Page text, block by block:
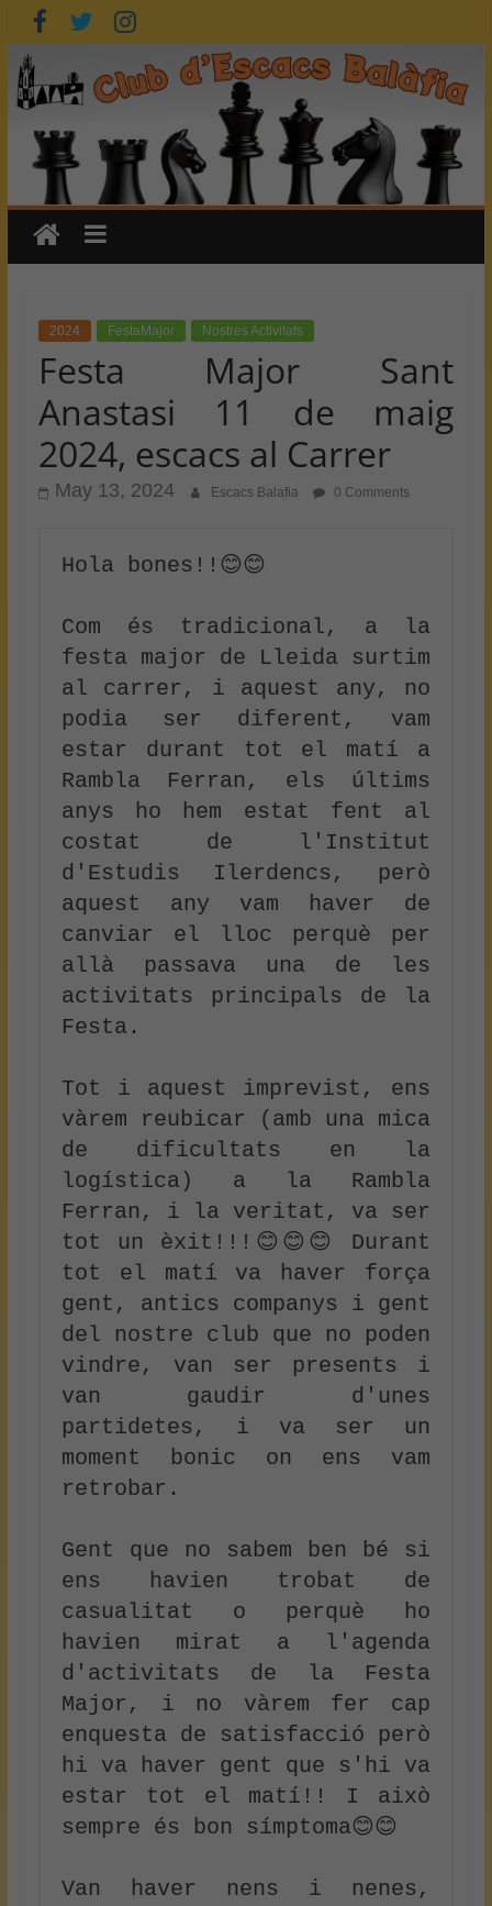
Skip
to
content
2024 FestaMajor Nostres Activitats
Festa Major Sant
Anastasi 11 de maig
2024, escacs al Carrer
May 13, 2024 Escacs Balafia 0 Comments
Hola bones!!😊😊
Com és tradicional, a la
festa major de Lleida surtim
al carrer, i aquest any, no
podia ser diferent, vam
estar durant tot el matí a
Rambla Ferran, els últims
anys ho hem estat fent al
costat de l'Institut
d'Estudis Ilerdencs, però
aquest any vam haver de
canviar el lloc perquè per
allà passava una de les
activitats principals de la
Festa.
Tot i aquest imprevist, ens
vàrem reubicar (amb una mica
de dificultats en la
logística) a la Rambla
Ferran, i la veritat, va ser
tot un èxit!!!😊😊😊 Durant
tot el matí va haver força
gent, antics companys i gent
del nostre club que no poden
vindre, van ser presents i
van gaudir d'unes
partidetes, i va ser un
moment bonic on ens vam
retrobar.
Gent que no sabem ben bé si
ens havien trobat de
casualitat o perquè ho
havien mirat a l'agenda
d'activitats de la Festa
Major, i no vàrem fer cap
enquesta de satisfacció però
hi va haver gent que s'hi va
estar tot el matí!! I això
sempre és bon símptoma😊😊
Van haver nens i nenes,